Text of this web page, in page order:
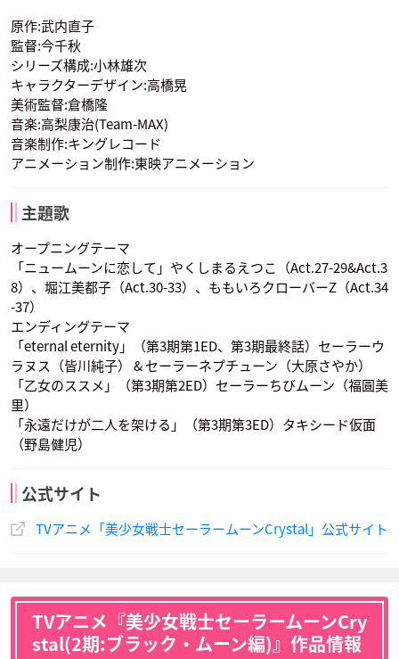
前田愛 前田愛
皆川純子
セーラーウラヌス 海王みちる
セーラーネプチュー
ン
藤井ゆきよ 藤井ゆきよ 野島健児
木野まこと セーラージュピター
セーラーヴィーナス
声優：伊藤静 声優：福圓美里 声優：福圓美里
声優：前田愛 声優：前田愛 声優：皆川純子
原作:武内直子
監督:今千秋
シリーズ構成:小林雄次
キャラクターデザイン:高橋晃
美術監督:倉橋隆
音楽:高梨康治(Team-MAX)
音楽制作:キングレコード
アニメーション制作:東映アニメーション
主題歌
オープニングテーマ
「ニュームーンに恋して」やくしまるえつこ（Act.27-29&Act.3
8）、堀江美都子（Act.30-33）、ももいろクローバーZ（Act.34
-37）
エンディングテーマ
「eternal eternity」（第3期第1ED、第3期最終話）セーラーウ
ラヌス（皆川純子） & セーラーネプチューン（大原さやか）
「乙女のススメ」（第3期第2ED）セーラーちびムーン（福圓美
里）
「永遠だけが二人を架ける」（第3期第3ED）タキシード仮面
（野島健児）
公式サイト
TVアニメ「美少女戦士セーラームーンCrystal」公式サイト
TVアニメ『美少女戦士セーラームーンCry
stal(2期:ブラック・ムーン編)』作品情報